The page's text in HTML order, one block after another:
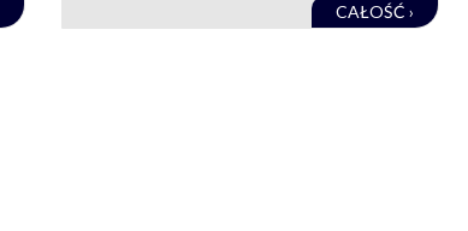
CAŁOŚĆ ›